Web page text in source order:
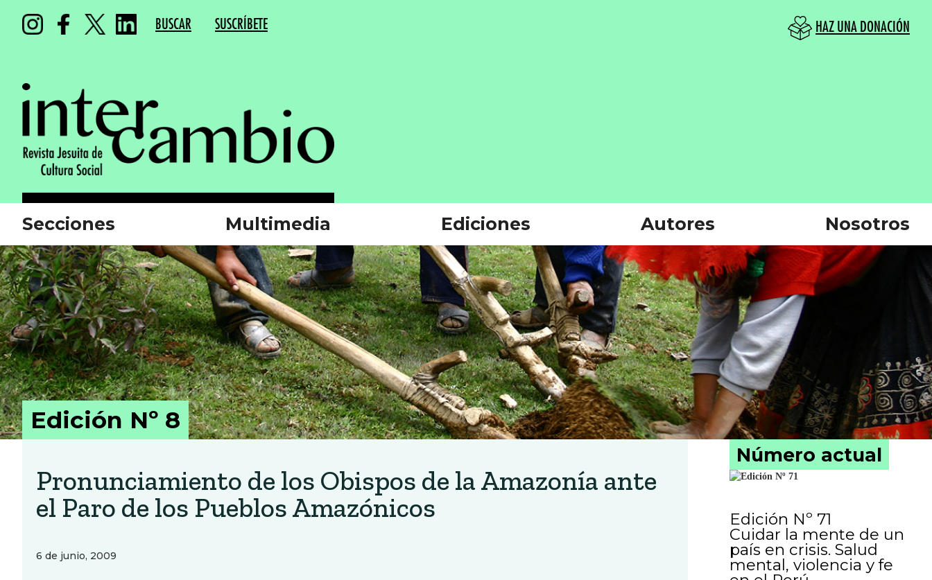
BUSCAR SUSCRÍBETE HAZ UNA DONACIÓN
Secciones Multimedia Ediciones Autores Nosotros
Edición Nº 8
Pronunciamiento de los Obispos de la Amazonía ante
el Paro de los Pueblos Amazónicos
6 de junio, 2009
Número actual
Edición Nº 71
Cuidar la mente de un
país en crisis. Salud
mental, violencia y fe